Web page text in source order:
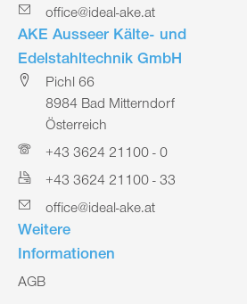
office@ideal-ake.at
AKE Ausseer Kälte- und
Edelstahltechnik GmbH
Pichl 66
8984 Bad Mitterndorf
Österreich
+43 3624 21100 - 0
+43 3624 21100 - 33
office@ideal-ake.at
Weitere
Informationen
AGB